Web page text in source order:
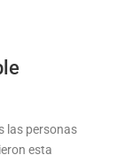
las personas
esta